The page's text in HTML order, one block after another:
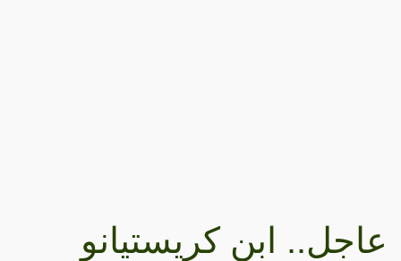
عاجل.. ابن كريستيانو